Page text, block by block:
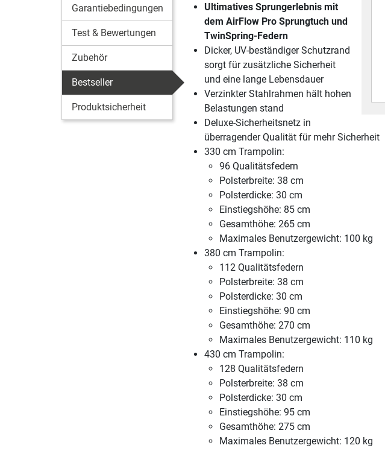
Garantiebedingungen
Test & Bewertungen
Zubehör
Bestseller
Produktsicherheit
Ultimatives Sprungerlebnis mit
dem AirFlow Pro Sprungtuch und
TwinSpring-Federn
Dicker, UV-beständiger Schutzrand
sorgt für zusätzliche Sicherheit
und eine lange Lebensdauer
Verzinkter Stahlrahmen hält hohen
Belastungen stand
Deluxe-Sicherheitsnetz in
überragender Qualität für mehr Sicherheit
330 cm Trampolin:
96 Qualitätsfedern
Polsterbreite: 38 cm
Polsterdicke: 30 cm
Einstiegshöhe: 85 cm
Gesamthöhe: 265 cm
Maximales Benutzergewicht: 100 kg
380 cm Trampolin:
112 Qualitätsfedern
Polsterbreite: 38 cm
Polsterdicke: 30 cm
Einstiegshöhe: 90 cm
Gesamthöhe: 270 cm
Maximales Benutzergewicht: 110 kg
430 cm Trampolin:
128 Qualitätsfedern
Polsterbreite: 38 cm
Polsterdicke: 30 cm
Einstiegshöhe: 95 cm
Gesamthöhe: 275 cm
Maximales Benutzergewicht: 120 kg